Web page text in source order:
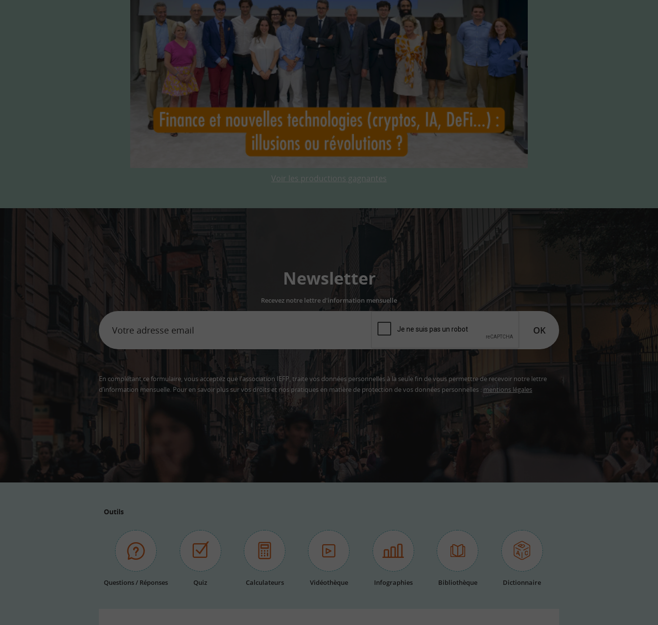
Voir les productions gagnantes
Newsletter
Recevez notre lettre d'information mensuelle
OK
En complétant ce formulaire, vous acceptez que l'association IEFP, traite vos données personnelles à la seule fin de vous permettre de recevoir notre lettre
d’information mensuelle. Pour en savoir plus sur vos droits et nos pratiques en matière de protection de vos données personnelles : mentions légales
Outils
Questions / Réponses Quiz Calculateurs Vidéothèque Infographies Bibliothèque Dictionnaire